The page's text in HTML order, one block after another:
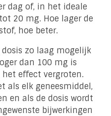
dag of, in het ideale
20 mg. Hoe lager de
hoe beter.
zo laag mogelijk
dan 100 mg is
effect vergroten.
als elk geneesmiddel,
en als de dosis wordt
bijwerkingen